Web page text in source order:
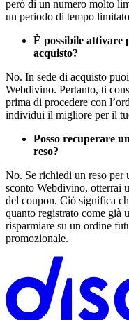
però di un numero molto
un periodo di tempo
È possibile attivare
acquisto?
No. In sede di acquisto
Webdivino. Pertanto, ti
prima di procedere con
individui il migliore per il
Posso recuperare
reso?
No. Se richiedi un reso per
sconto Webdivino, otterrai
del coupon. Ciò significa
quanto registrato come già
risparmiare su un ordine
promozionale.